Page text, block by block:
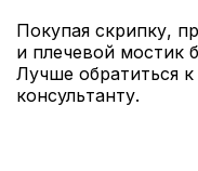
Покупая скрипку,
и плечевой мостик
Лучше обратиться
консультанту.